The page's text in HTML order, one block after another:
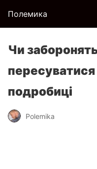
Полемика
Чи
пересуватися
подробиці
Polemika